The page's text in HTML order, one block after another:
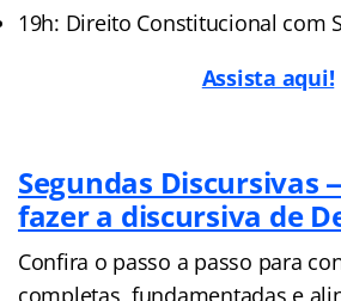
19h: Direito Constitucional com
Assista aqui!
Segundas Discursivas
fazer a discursiva de
Confira o passo a passo para
completas, fundamentadas e